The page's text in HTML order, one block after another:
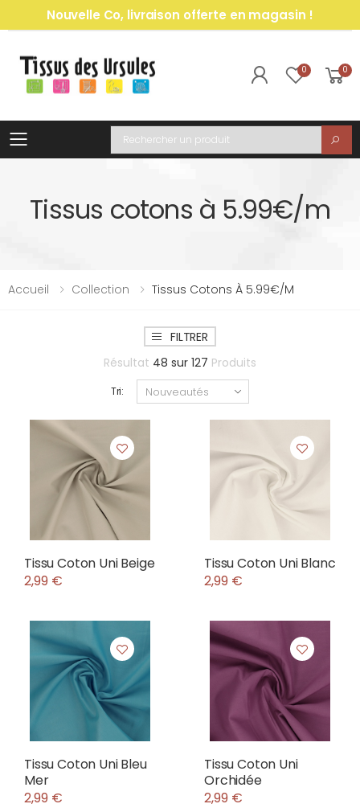
Nouvelle Co, livraison offerte en magasin !
0 0
Toggle mobile menu
Recherche
Tissus cotons à 5.99€/m
Accueil Collection Tissus Cotons À 5.99€/m
FILTRER
Résultat 48 sur 127 Produits
Tri:
Tissu Coton Uni Beige
2,99 €
Tissu Coton Uni Blanc
2,99 €
Tissu Coton Uni Bleu
Mer
2,99 €
Tissu Coton Uni
Orchidée
2,99 €